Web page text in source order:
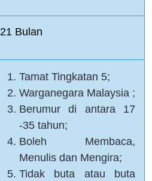
21 Bulan
Tamat Tingkatan 5;
Warganegara Malaysia ;
Berumur di antara 17
-35 tahun;
Boleh Membaca,
Menulis dan Mengira;
Tidak buta atau buta